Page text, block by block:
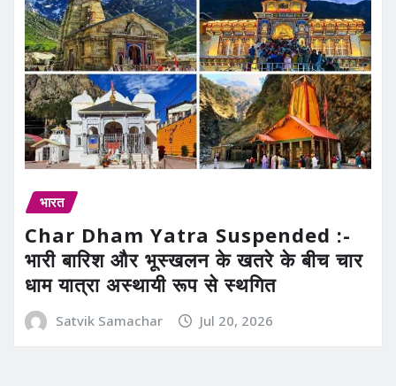
भारत
Char Dham Yatra Suspended :-
भारी बारिश और भूस्खलन के खतरे के बीच चार
धाम यात्रा अस्थायी रूप से स्थगित
Satvik Samachar Jul 20, 2026